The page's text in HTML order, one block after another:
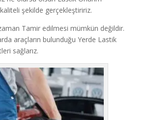
şekilde gerçekleştiririz.
Tamir edilmesi mümkün değildir.
araçların bulunduğu Yerde Lastik
sağlarız.